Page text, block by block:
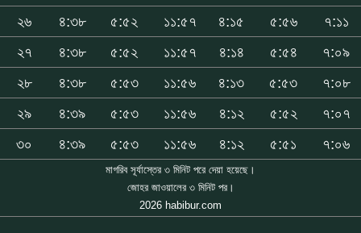
২৬
৪:৩৮ ৫:৫২ ১১:৫৭ ৪:১৫ ৫:৫৬
৭:১১
২৭
৪:৩৮ ৫:৫২ ১১:৫৭ ৪:১৪ ৫:৫৪
৭:০৯
২৮
৪:৩৮ ৫:৫৩ ১১:৫৬ ৪:১৩ ৫:৫৩
৭:০৮
২৯
৪:৩৯ ৫:৫৩ ১১:৫৬ ৪:১২ ৫:৫২
৭:০৭
৩০
৪:৩৯ ৫:৫৩ ১১:৫৬ ৪:১২ ৫:৫১ ৭:০৬
মাগরিব সূর্যাস্তের ৩ মিনিট পরে দেয়া হয়েছে।
জোহর জাওয়ালের ৩ মিনিট পর।
2026 habibur.com